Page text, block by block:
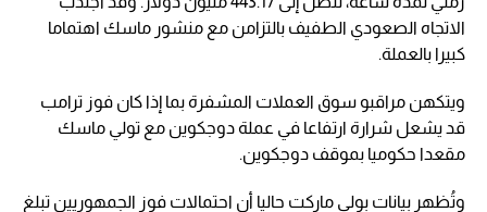
الاتجاه الصعودي الطفيف بالتزامن مع منشور ماسك اهتماما
كبيرا بالعملة.
ويتكهن مراقبو سوق العملات المشفرة بما إذا كان فوز ترامب
قد يشعل شرارة ارتفاعا في عملة دوجكوين مع تولي ماسك
مقعدا حكوميا بموقف دوجكوين.
وتُظهر بيانات بولي ماركت حاليا أن احتمالات فوز الجمهوريين تبلغ